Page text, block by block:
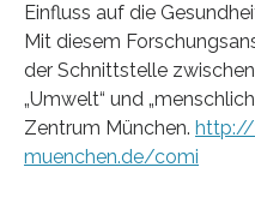
Einfluss auf die
Mit diesem
der Schnittstelle
„Umwelt“ und
Zentrum München. http://
muenchen.de/comi